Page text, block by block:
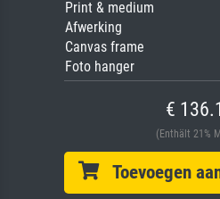
Print & medium
Afwerking
Canvas frame
Foto hanger
€
(Enthält 21%
Toevoegen